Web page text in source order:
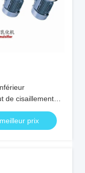
de cisaillement
de
prix